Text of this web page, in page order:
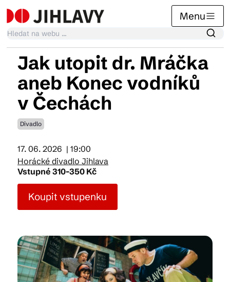
Menu
Kalendář akcí
Tradiční akce
Články
Suvenýry
Kam vyrazit
Jak utopit dr. Mráčka
aneb Konec vodníků
v Čechách
Divadlo
17. 06. 2026 | 19:00
Horácké divadlo Jihlava
Vstupné 310-350 Kč
Koupit vstupenku